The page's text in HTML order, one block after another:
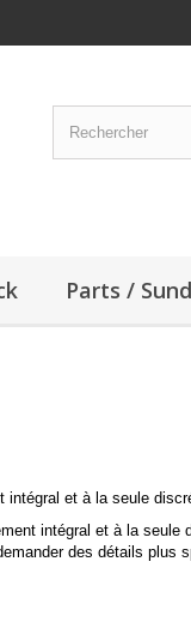
Parts /
intégral et à la seule
intégral et à la
des détails plus